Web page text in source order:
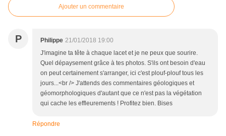
Ajouter un commentaire
P Philippe 21/01/2018 19:00
J'imagine ta tête à chaque lacet et je ne peux que sourire.
Quel dépaysement grâce à tes photos. S'ils ont besoin d'eau
on peut certainement s'arranger, ici c'est plouf-plouf tous les
jours...<br /> J'attends des commentaires géologiques et
géomorphologiques d'autant que ce n'est pas la végétation
qui cache les effleurements ! Profitez bien. Bises
Répondre